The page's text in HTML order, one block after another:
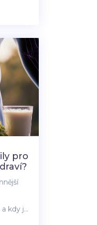
pro
kdy je